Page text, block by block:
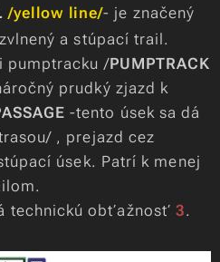
/yellow line/- je značený
a stúpací trail.
pumptracku /PUMPTRACK
prudký zjazd k
-tento úsek sa dá
, prejazd cez
úsek. Patrí k menej
technickú obťažnosť3.